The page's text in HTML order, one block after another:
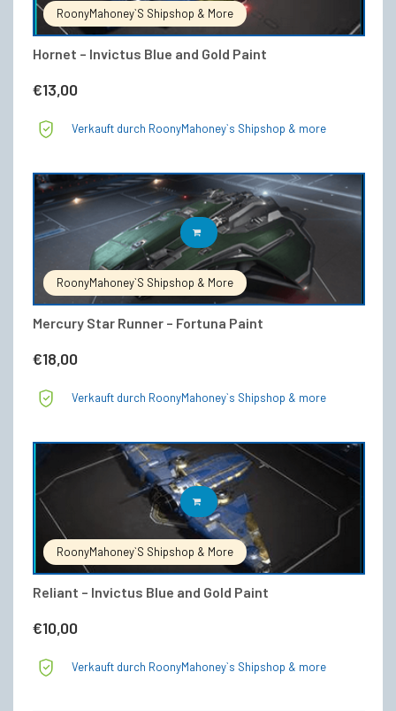
RoonyMahoney`s Shipshop & More
Hornet – Invictus Blue and Gold Paint
€13,00
Verkauft durch RoonyMahoney`s Shipshop & more
RoonyMahoney`s Shipshop & More
Mercury Star Runner – Fortuna Paint
€18,00
IN DEN WARENKORB
Verkauft durch RoonyMahoney`s Shipshop & more
RoonyMahoney`s Shipshop & More
Reliant – Invictus Blue and Gold Paint
€10,00
IN DEN WARENKORB
Verkauft durch RoonyMahoney`s Shipshop & more